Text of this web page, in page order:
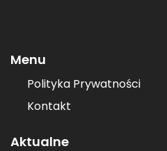
Menu
Polityka Prywatności
Kontakt
Aktualne